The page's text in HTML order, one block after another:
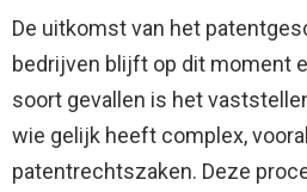
De uitkomst van het
bedrijven blijft op dit moment
soort gevallen is het
wie gelijk heeft complex,
patentrechtszaken. Deze